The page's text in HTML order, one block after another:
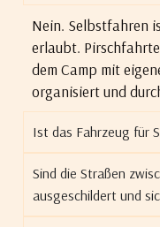
Nein. Selbstfahren
erlaubt.
dem Camp mit
organisiert und
Ist das Fahrzeug für
Sind die Straßen
ausgeschildert und